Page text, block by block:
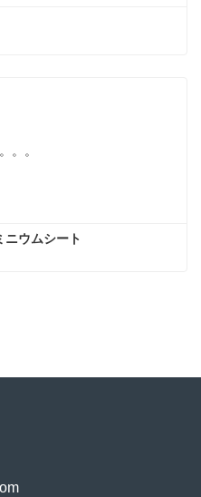
ニウムシート